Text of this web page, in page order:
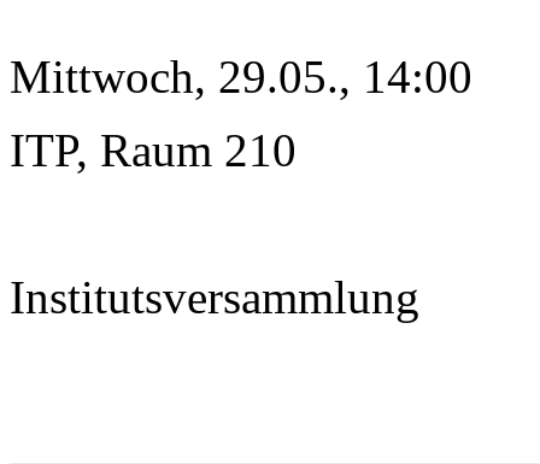
Mittwoch, 29.05., 14:00
ITP, Raum 210
Institutsversammlung